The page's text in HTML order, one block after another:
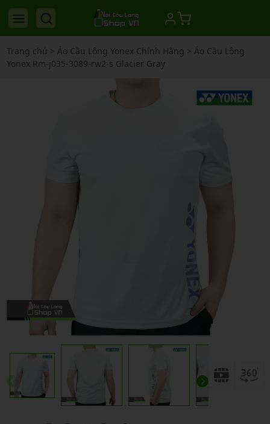
Trang chủ > Áo Cầu Lông Yonex Chính Hãng > Áo Cầu Lông
Yonex Rm-j035-3089-rw2-s Glacier Gray